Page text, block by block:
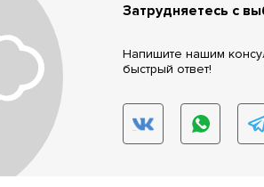
Затрудняетесь с
Напишите нашим
быстрый ответ!